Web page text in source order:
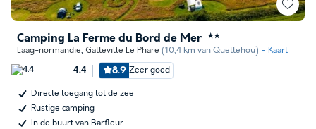
Camping La Ferme du Bord de Mer ★★
Laag-normandië, Gatteville Le Phare (10,4 km van Quettehou) Kaart
4.4 8.9 Zeer goed
Directe toegang tot de zee
Rustige camping
In de buurt van Barfleur